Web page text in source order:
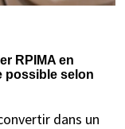
RPIMA en
possible selon
dans un